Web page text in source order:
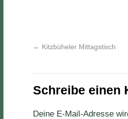
← Kitzbüheler Mittagstisch
Schreibe einen
Deine E-Mail-Adresse